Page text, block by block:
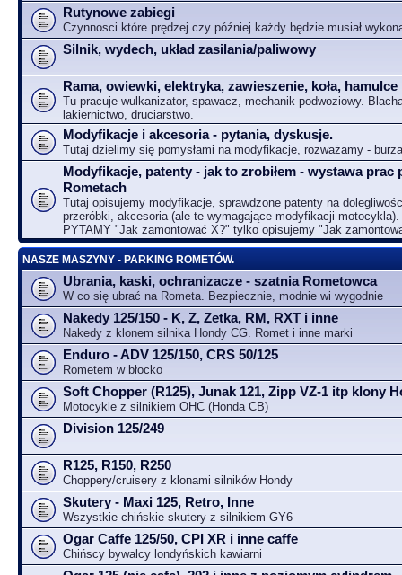
Rutynowe zabiegi
Czynnosci które prędzej czy później każdy będzie musiał
Silnik, wydech, układ zasilania/paliwowy
Rama, owiewki, elektryka, zawieszenie, koła, hamulce
Tu pracuje wulkanizator, spawacz, mechanik podwoziowy.
lakiernictwo, druciarstwo.
Modyfikacje i akcesoria - pytania, dyskusje.
Tutaj dzielimy się pomysłami na modyfikacje, rozważamy -
Modyfikacje, patenty - jak to zrobiłem - wystawa prac
Rometach
Tutaj opisujemy modyfikacje, sprawdzone patenty na
przeróbki, akcesoria (ale te wymagające modyfikacji
PYTAMY "Jak zamontować X?" tylko opisujemy "Jak
NASZE MASZYNY - PARKING ROMETÓW.
Ubrania, kaski, ochranizacze - szatnia Rometowca
W co się ubrać na Rometa. Bezpiecznie, modnie wi wygodnie
Nakedy 125/150 - K, Z, Zetka, RM, RXT i inne
Nakedy z klonem silnika Hondy CG. Romet i inne marki
Enduro - ADV 125/150, CRS 50/125
Rometem w błocko
Soft Chopper (R125), Junak 121, Zipp VZ-1 itp klony
Motocykle z silnikiem OHC (Honda CB)
Division 125/249
R125, R150, R250
Choppery/cruisery z klonami silników Hondy
Skutery - Maxi 125, Retro, Inne
Wszystkie chińskie skutery z silnikiem GY6
Ogar Caffe 125/50, CPI XR i inne caffe
Chińscy bywalcy londyńskich kawiarni